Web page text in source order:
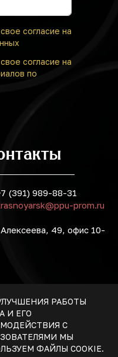
свое согласие на
свое согласие на
по
(391) 989-88-31
prom.ru
49, офис 10-
2026.
БЕЗ
ЯВЛЯЕТСЯ
ДАННЫХ
РАБОТЫ
И ЕГО
С
МЫ
ФАЙЛЫ COOKIE.